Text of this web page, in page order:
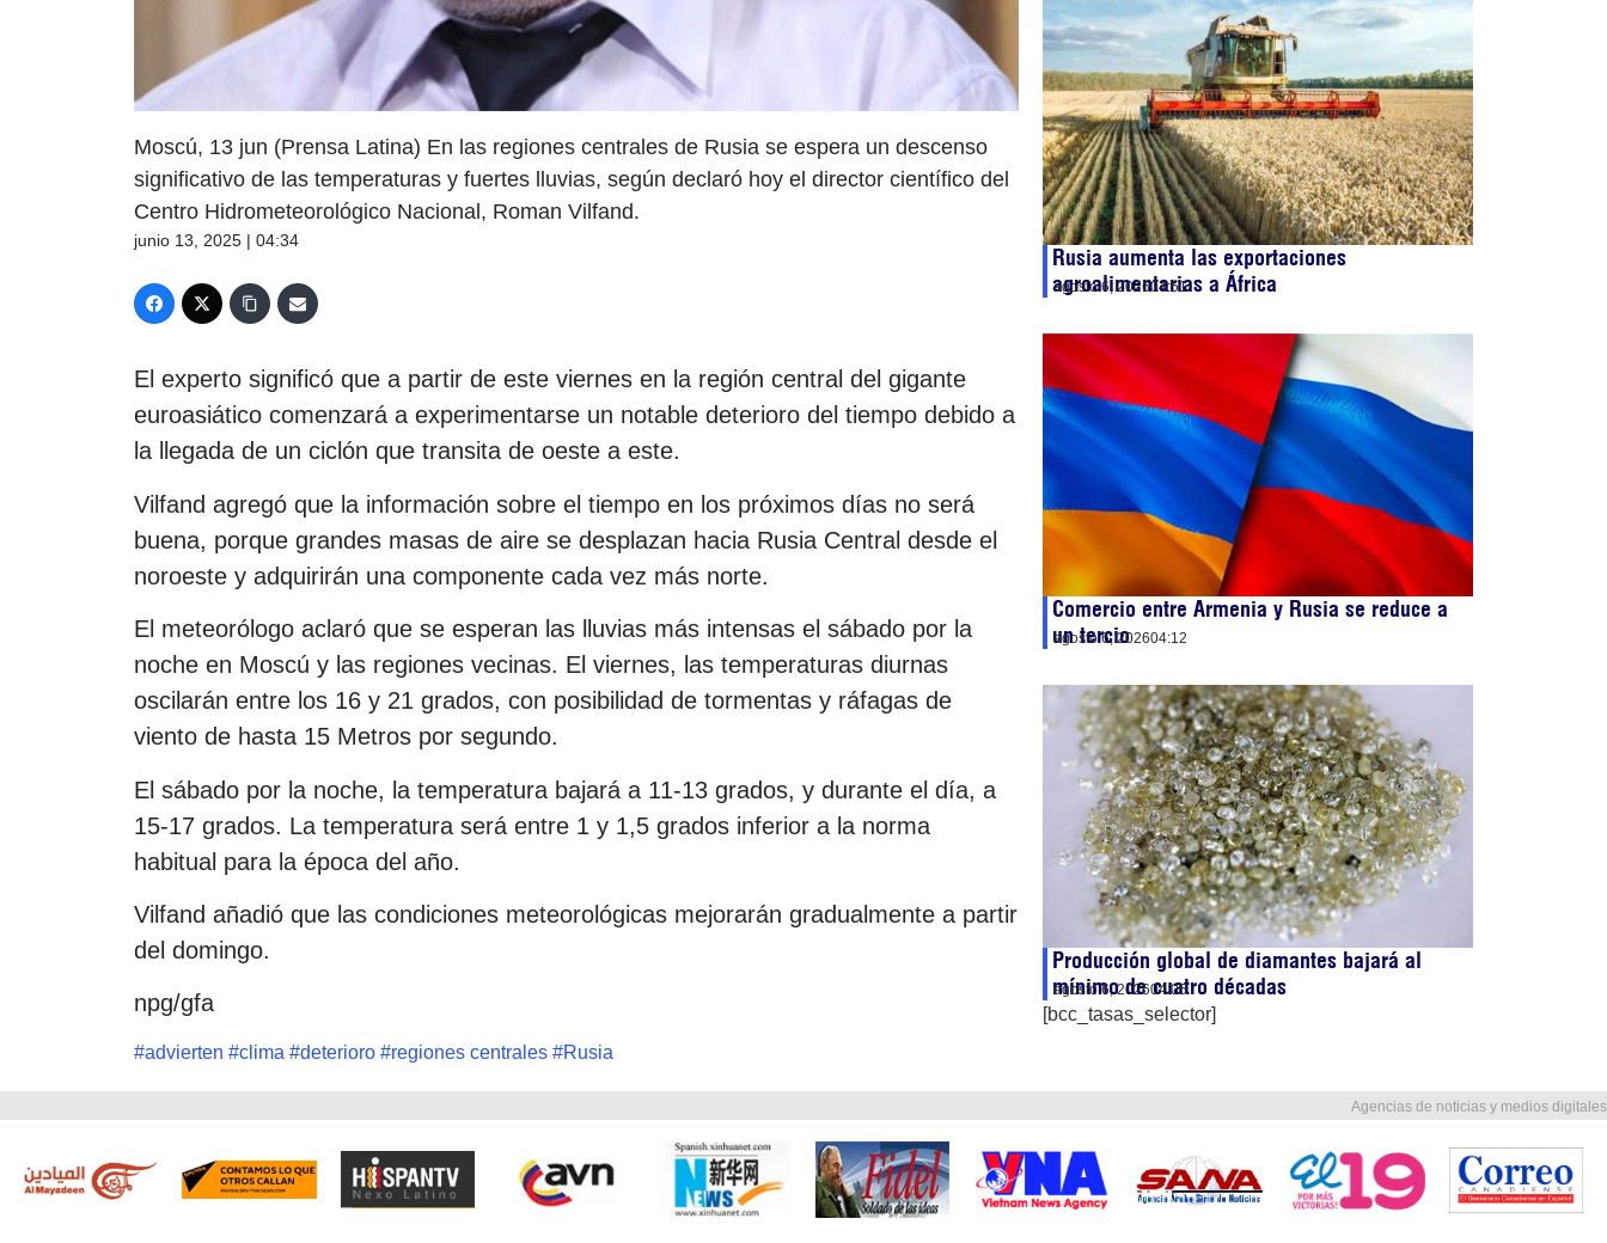
Moscú, 13 jun (Prensa Latina) En las regiones centrales de Rusia se espera un descenso
significativo de las temperaturas y fuertes lluvias, según declaró hoy el director científico del
Centro Hidrometeorológico Nacional, Roman Vilfand.
junio 13, 2025 | 04:34
El experto significó que a partir de este viernes en la región central del gigante
euroasiático comenzará a experimentarse un notable deterioro del tiempo debido a
la llegada de un ciclón que transita de oeste a este.
Vilfand agregó que la información sobre el tiempo en los próximos días no será
buena, porque grandes masas de aire se desplazan hacia Rusia Central desde el
noroeste y adquirirán una componente cada vez más norte.
El meteorólogo aclaró que se esperan las lluvias más intensas el sábado por la
noche en Moscú y las regiones vecinas. El viernes, las temperaturas diurnas
oscilarán entre los 16 y 21 grados, con posibilidad de tormentas y ráfagas de
viento de hasta 15 Metros por segundo.
El sábado por la noche, la temperatura bajará a 11-13 grados, y durante el día, a
15-17 grados. La temperatura será entre 1 y 1,5 grados inferior a la norma
habitual para la época del año.
Vilfand añadió que las condiciones meteorológicas mejorarán gradualmente a partir
del domingo.
npg/gfa
#advierten #clima #deterioro #regiones centrales #Rusia
Rusia aumenta las exportaciones
agroalimentarias a África
agosto 6, 202604:51
Comercio entre Armenia y Rusia se reduce a
un tercio
agosto 6, 202604:12
Producción global de diamantes bajará al
mínimo de cuatro décadas
agosto 6, 202604:05
[bcc_tasas_selector]
Agencias de noticias y medios digitales